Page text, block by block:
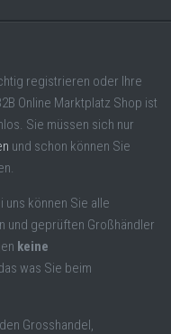
registrieren oder Ihre
Online Marktplatz Shop ist
Sie müssen sich nur
und schon können Sie
uns können Sie alle
und geprüften Großhändler
keine
was Sie beim
Grosshandel,